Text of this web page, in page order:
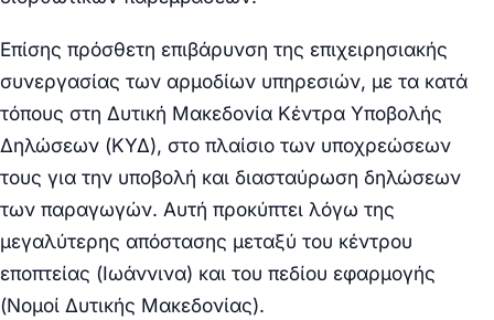
Επίσης πρόσθετη επιβάρυνση της επιχειρησιακής
συνεργασίας των αρμοδίων υπηρεσιών, με τα κατά
τόπους στη Δυτική Μακεδονία Κέντρα Υποβολής
Δηλώσεων (ΚΥΔ), στο πλαίσιο των υποχρεώσεων
τους για την υποβολή και διασταύρωση δηλώσεων
των παραγωγών. Αυτή προκύπτει λόγω της
μεγαλύτερης απόστασης μεταξύ του κέντρου
εποπτείας (Ιωάννινα) και του πεδίου εφαρμογής
(Νομοί Δυτικής Μακεδονίας).